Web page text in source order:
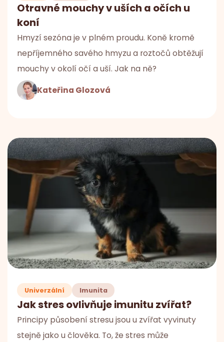
Otravné mouchy v uších a očích u
koní
Hmyzí sezóna je v plném proudu. Koně kromě
nepříjemného savého hmyzu a roztočů obtěžují
mouchy v okolí očí a uší. Jak na ně?
Kateřina Glozová
Univerzální Imunita
Jak stres ovlivňuje imunitu zvířat?
Principy působení stresu jsou u zvířat vyvinuty
stejně jako u člověka. To, že stres může